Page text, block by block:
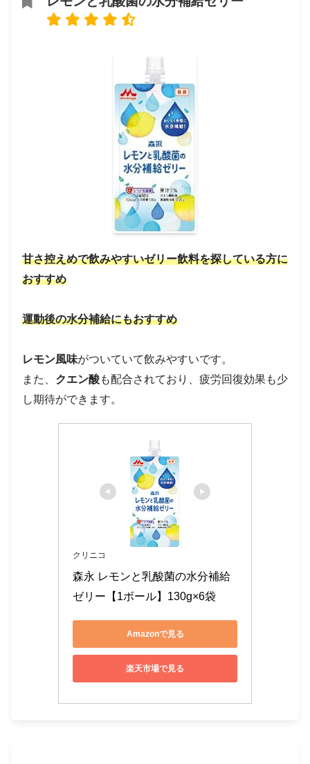
甘さ控えめで飲みやすいゼリー飲料を探している方に
おすすめ
運動後の水分補給にもおすすめ
レモン風味がついていて飲みやすいです。
また、 クエン酸も配合されており、疲労回復効果も少
し期待ができます。
クリニコ
森永 レモンと乳酸菌の水分補給
ゼリー【1ボール】130g×6袋
Amazonで見る
楽天市場で見る